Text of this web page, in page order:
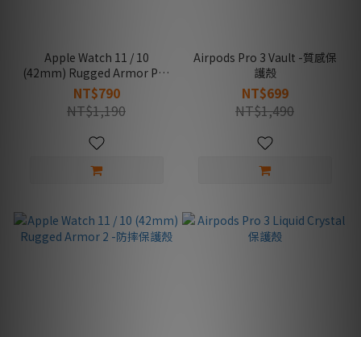
Apple Watch 11 / 10
(42mm) Rugged Armor Pro
2 -防摔保護殼專業版(錶帶一
體成型)
NT$790
NT$1,190
Airpods Pro 3 Vault -質感保
護殼
NT$699
NT$1,490